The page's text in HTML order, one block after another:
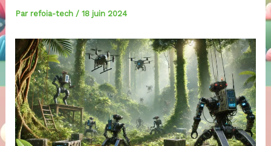
Par refoia-tech / 18 juin 2024